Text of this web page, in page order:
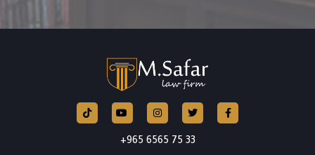
Facebook
Twitter
Instagram
Tiktok
33 75 6565 965+